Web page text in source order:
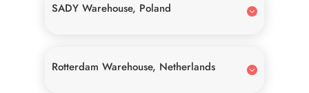
SADY Warehouse, Poland
Rotterdam Warehouse, Netherlands